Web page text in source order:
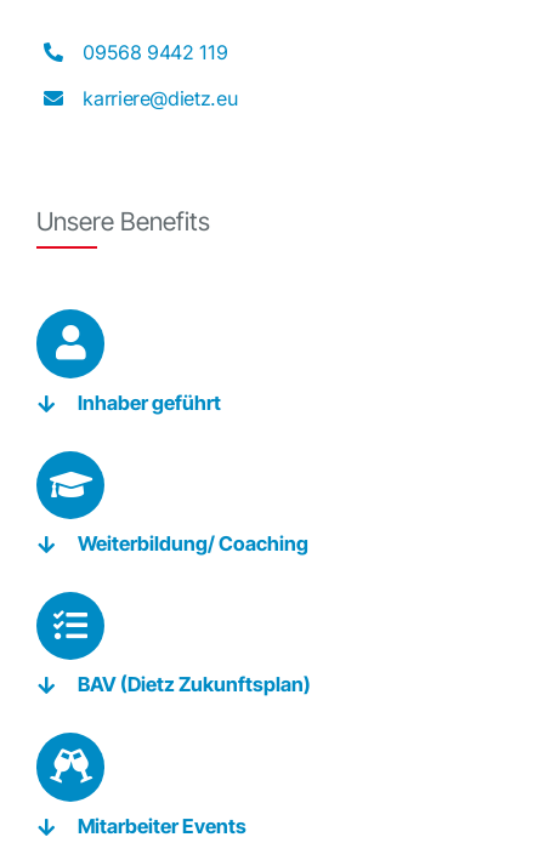
09568 9442 119
karriere@dietz.eu
Unsere Benefits
Inhaber geführt
Weiterbildung/ Coaching
BAV (Dietz Zukunftsplan)
Mitarbeiter Events